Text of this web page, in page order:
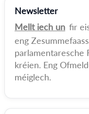
Newsletter
Mellt iech un fir
eng
parlamentaresche
kréien. Eng
méiglech.